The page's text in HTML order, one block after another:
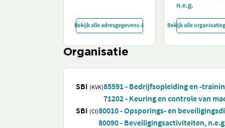
Bekijk alle adresgegevens
n.e.g.
Bekijk alle
Organisatie
SBI (KVK)85591 - Bedrijfsopleiding en -
71202 - Keuring en controle van
SBI (CI)80010 - Opsporings- en
80090 - Beveiligingsactiviteiten,